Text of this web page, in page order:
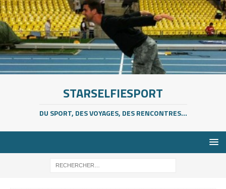
STARSELFIESPORT
DU SPORT, DES VOYAGES, DES RENCONTRES...